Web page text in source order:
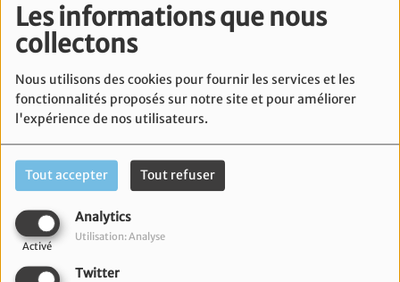
Les informations que nous
collectons
Nous utilisons des cookies pour fournir les services et les
fonctionnalités proposés sur notre site et pour améliorer
l'expérience de nos utilisateurs.
Tout accepter Tout refuser
Analytics
Activé
Utilisation: Analyse
Twitter
Le Journal d'une
Maman - Lundi 3 Juin